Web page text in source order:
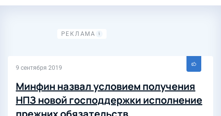
9 сентября 2019
Минфин назвал условием получения
НПЗ новой господдержки исполнение